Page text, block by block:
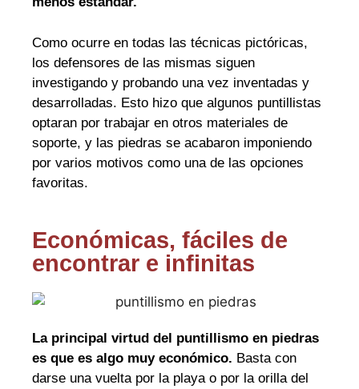
Como ocurre en todas las técnicas pictóricas,
los defensores de las mismas siguen
investigando y probando una vez inventadas y
desarrolladas. Esto hizo que algunos puntillistas
optaran por trabajar en otros materiales de
soporte, y las piedras se acabaron imponiendo
por varios motivos como una de las opciones
favoritas.
Económicas, fáciles de
encontrar e infinitas
La principal virtud del puntillismo en piedras
es que es algo muy económico. Basta con
darse una vuelta por la playa o por la orilla del